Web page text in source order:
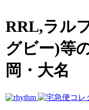
RRL,ラル
グビー)等
岡・大名